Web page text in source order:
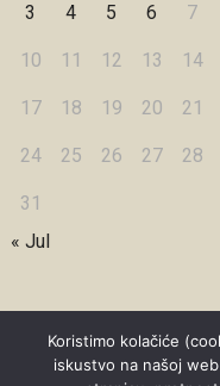
3 4 5 6 7
10 11 12 13 14
17 18 19 20 21
24 25 26 27 28
31
« Jul
Copyright © 2026 Under
Koristimo kolačiće
iskustvo na našoj